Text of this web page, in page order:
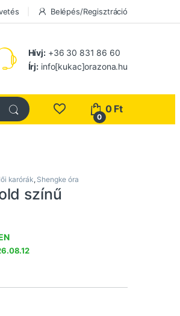
Belépés/Regisztráció
Hívj:+36 30 831 86 60
Írj: info[kukac]orazona.hu
0
0 Ft
karórák, Shengke óra
színű